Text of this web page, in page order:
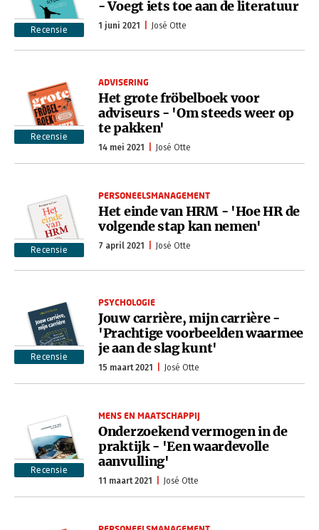
Recensie
- Voegt iets toe aan de literatuur
1 juni 2021 José Otte
Recensie
ADVISERING
Het grote fröbelboek voor
adviseurs - 'Om steeds weer op
te pakken'
14 mei 2021 José Otte
Recensie
PERSONEELSMANAGEMENT
Het einde van HRM - 'Hoe HR de
volgende stap kan nemen'
7 april 2021 José Otte
Recensie
PSYCHOLOGIE
Jouw carrière, mijn carrière -
'Prachtige voorbeelden waarmee
je aan de slag kunt'
15 maart 2021 José Otte
Recensie
MENS EN MAATSCHAPPIJ
Onderzoekend vermogen in de
praktijk - 'Een waardevolle
aanvulling'
11 maart 2021 José Otte